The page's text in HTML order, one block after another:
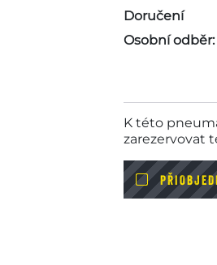
Doručení
Osobní odběr:
K této
zarezervovat